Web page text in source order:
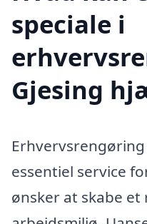
speciale i
Gjesing
essentiel service
ønsker at skabe